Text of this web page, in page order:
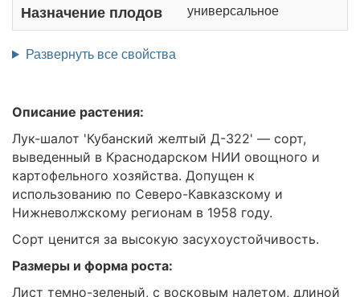
Назначение плодов универсальное
Развернуть все свойства
Описание растения:
Лук-шалот 'Кубанский желтый Д-322' — сорт,
выведенный в Краснодарском НИИ овощного и
картофельного хозяйства. Допущен к
использованию по Северо-Кавказскому и
Нижневолжскому регионам в 1958 году.
Сорт ценится за высокую засухоустойчивость.
Размеры и форма роста:
Лист темно-зеленый, с восковым налетом, длиной